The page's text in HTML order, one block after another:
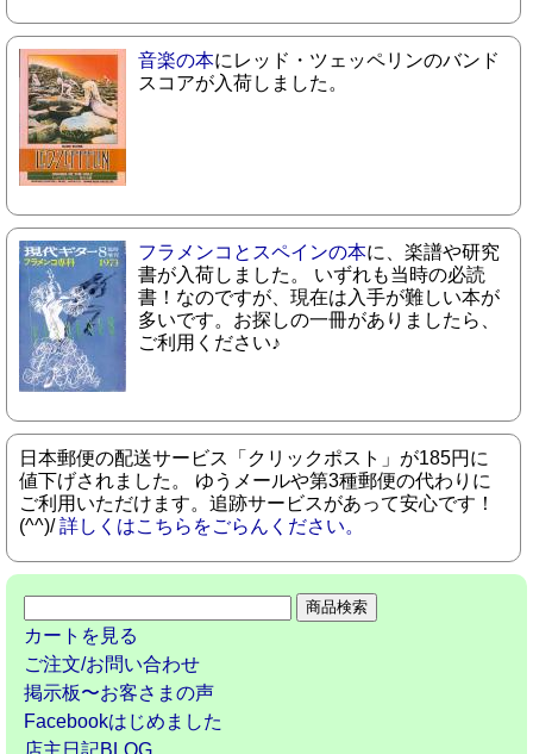
音楽の本にレッド・ツェッペリンのバンド
スコアが入荷しました。
フラメンコとスペインの本に、楽譜や研究
書が入荷しました。 いずれも当時の必読
書！なのですが、現在は入手が難しい本が
多いです。お探しの一冊がありましたら、
ご利用ください♪
日本郵便の配送サービス「クリックポスト」が185円に
値下げされました。 ゆうメールや第3種郵便の代わりに
ご利用いただけます。追跡サービスがあって安心です！
(^^)/ 詳しくはこちらをごらんください。
カートを見る
ご注文/お問い合わせ
掲示板〜お客さまの声
Facebookはじめました